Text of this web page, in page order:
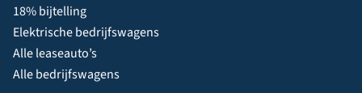
18% bijtelling
Elektrische bedrijfswagens
Alle leaseauto’s
Alle bedrijfswagens